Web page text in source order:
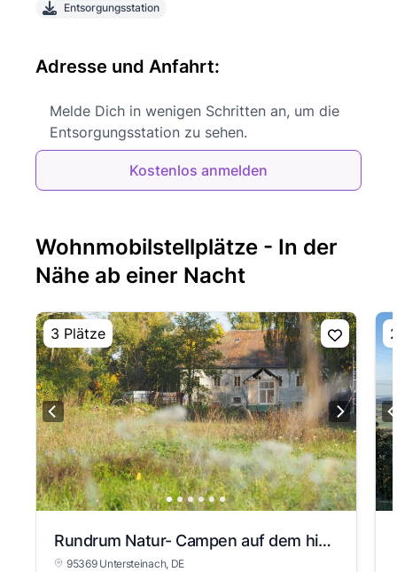
Entsorgungsstation
Adresse und Anfahrt:
Melde Dich in wenigen Schritten an, um die
Entsorgungsstation zu sehen.
Kostenlos anmelden
Wohnmobilstellplätze - In der
Nähe ab einer Nacht
3 Plätze
Rundrum Natur- Campen auf dem historischen Gutshof
95369 Untersteinach, DE